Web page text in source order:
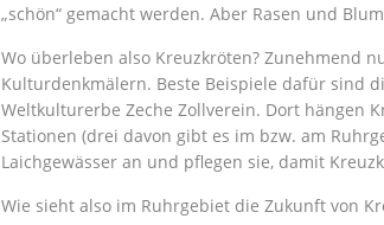
„schön“ gemacht werden. Aber Rasen und
Wo überleben also Kreuzkröten? Zunehmend
Kulturdenkmälern. Beste Beispiele dafür sind
Weltkulturerbe Zeche Zollverein. Dort hängen
Stationen (drei davon gibt es im bzw. am
Laichgewässer an und pflegen sie, damit
Wie sieht also im Ruhrgebiet die Zukunft von